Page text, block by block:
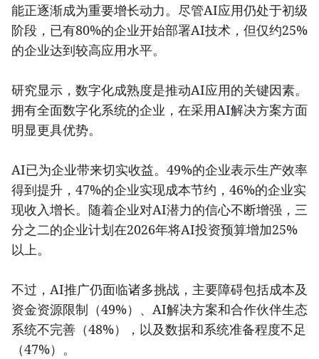
能正逐渐成为重要增长动力。尽管AI应用仍处于初级
阶段，已有80%的企业开始部署AI技术，但仅约25%
的企业达到较高应用水平。
研究显示，数字化成熟度是推动AI应用的关键因素。
拥有全面数字化系统的企业，在采用AI解决方案方面
明显更具优势。
AI已为企业带来切实收益。49%的企业表示生产效率
得到提升，47%的企业实现成本节约，46%的企业实
现收入增长。随着企业对AI潜力的信心不断增强，三
分之二的企业计划在2026年将AI投资预算增加25%
以上。
不过，AI推广仍面临诸多挑战，主要障碍包括成本及
资金资源限制（49%）、AI解决方案和合作伙伴生态
系统不完善（48%），以及数据和系统准备程度不足
（47%）。